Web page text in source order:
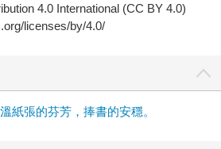
4.0 International (CC BY 4.0)
licenses/by/4.0/
紙張的芬芳，捧書的安穩。